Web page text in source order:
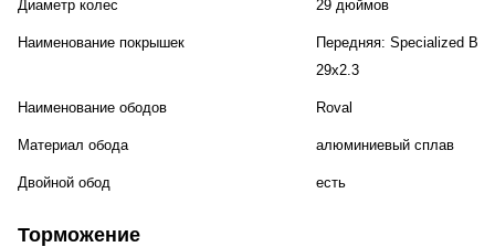
Диаметр колес 29 дюймов
Наименование покрышек
Передняя: Specialized
29x2.3
Наименование ободов Roval
Материал обода алюминиевый сплав
Двойной обод есть
Торможение